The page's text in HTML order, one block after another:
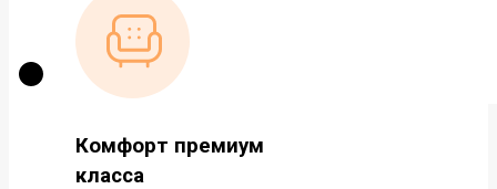
Комфорт премиум
класса